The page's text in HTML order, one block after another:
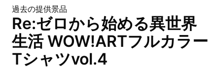
過去の提供景品
Re:ゼロから始める異世界
生活 WOW!ARTフルカラー
Tシャツvol.4